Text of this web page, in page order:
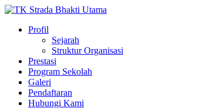
Profil
Sejarah
Struktur Organisasi
Prestasi
Program Sekolah
Galeri
Pendaftaran
Hubungi Kami